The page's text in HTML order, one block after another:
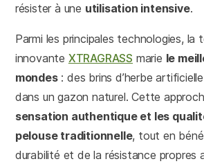
résister à une utilisation intensive.
Parmi les principales technologies, la
innovante XTRAGRASS marie le
mondes: des brins d’herbe
dans un gazon naturel. Cette
sensation authentique et les
pelouse traditionnelle, tout en
durabilité et de la résistance propres